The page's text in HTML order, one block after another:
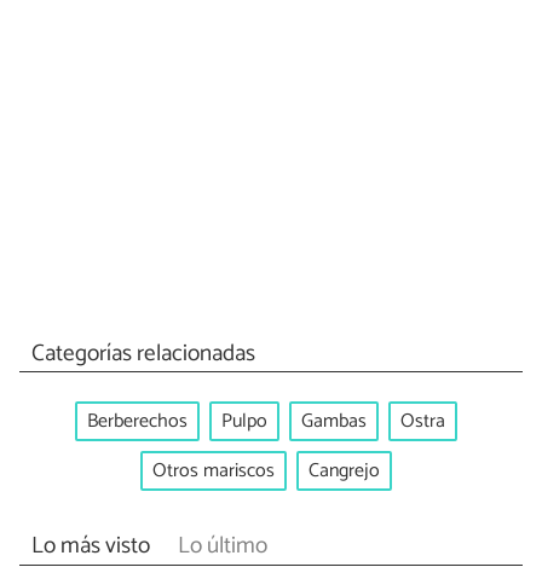
Categorías relacionadas
Berberechos Pulpo Gambas
Ostra
Otros mariscos
Cangrejo
Lo más visto Lo último